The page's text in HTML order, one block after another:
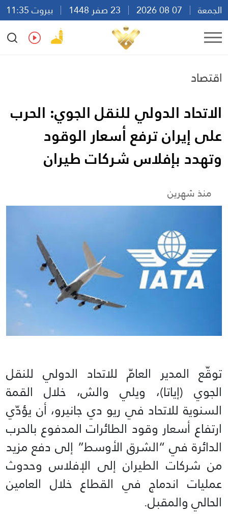
الجمعة
بيروت 11:35
Ar
En Fr Es
اقتصاد
الاتحاد الدولي للنقل الجوي: الحرب
على إيران ترفع أسعار الوقود
وتهدد بإفلاس شركات طيران
منذ شهرين
توقّع المدير العامّ للاتحاد الدولي للنقل
الجوي (إياتا)، ويلي والش، خلال القمة
السنوية للاتحاد في ريو دي جانيرو، أن يؤدّي
ارتفاع أسعار وقود الطائرات المدفوع بالحرب
الدائرة في “الشرق الأوسط” إلى دفع مزيد
من شركات الطيران إلى الإفلاس وحدوث
عمليات اندماج في القطاع خلال العامين
الحالي والمقبل.